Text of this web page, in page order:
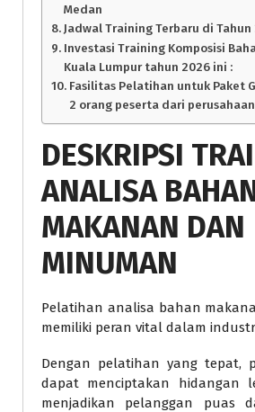
Medan
Jadwal Training Terbaru di Tahun
Investasi Training Komposisi
Kuala Lumpur tahun 2026 ini :
Fasilitas Pelatihan untuk Paket
2 orang peserta dari
DESKRIPSI
ANALISA
MAKANAN DAN
MINUMAN
Pelatihan analisa bahan
memiliki peran vital dalam
Dengan pelatihan yang tepat,
dapat menciptakan hidangan
menjadikan pelanggan puas